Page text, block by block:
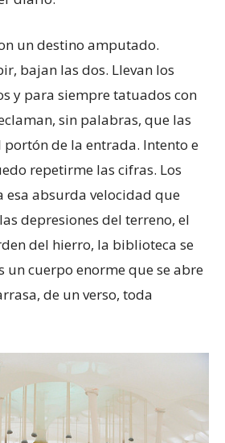
un destino amputado.
bajan las dos. Llevan los
y para siempre tatuados con
sin palabras, que las
portón de la entrada. Intento e
repetirme las cifras. Los
esa absurda velocidad que
depresiones del terreno, el
del hierro, la biblioteca se
un cuerpo enorme que se abre
de un verso, toda